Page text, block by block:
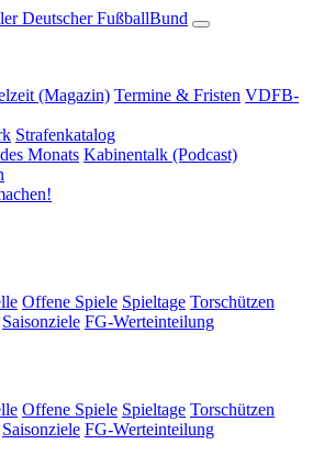
(Magazin) Termine & Fristen VDFB-
Strafenkatalog
Monats Kabinentalk (Podcast)
Offene Spiele Spieltage Torschützen
Saisonziele FG-Werteinteilung
Offene Spiele Spieltage Torschützen
Saisonziele FG-Werteinteilung